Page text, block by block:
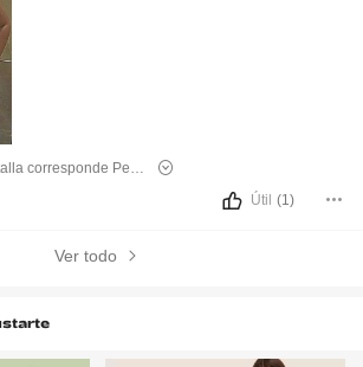
corresponde Peso :
55 kg
Útil (1)
Ver todo